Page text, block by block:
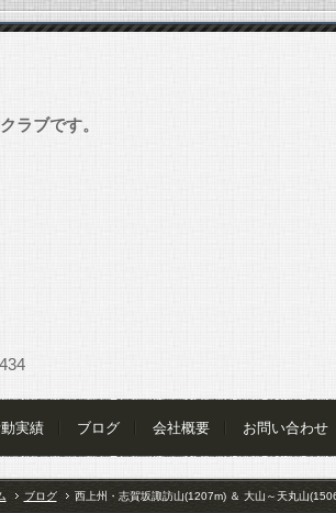
ラブです。
実績 ブログ 会社概要 お問い合わせ
ブログ 西上州・志賀坂諏訪山(1207m) ＆ 大山～天丸山